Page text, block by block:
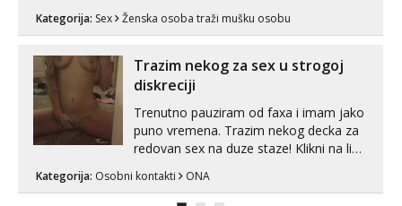
zadovoljiti moje potrebe,ne trazim puno
volim njezan seks i njezne poljupce po
tijelu koji me jako pale,obozavam kad
Kategorija: Sex Ženska osoba traži mušku osobu
Trazim nekog za sex u strogoj
diskreciji
Trenutno pauziram od faxa i imam jako
puno vremena. Trazim nekog decka za
redovan sex na duze staze! Klikni na link
Kategorija: Osobni kontakti ONA